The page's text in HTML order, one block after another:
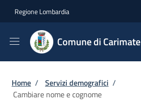
Regione Lombardia
Comune di Carimate
Briciole di pane
Home / Servizi demografici /
Cambiare nome e cognome